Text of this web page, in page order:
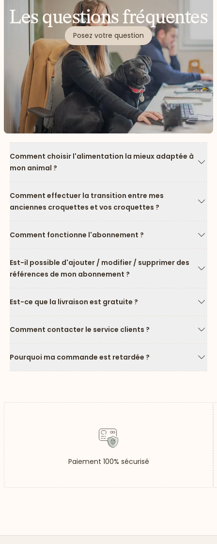
Les questions fréquentes
Posez votre question
Comment choisir l'alimentation la mieux adaptée à
mon animal ?
Comment effectuer la transition entre mes
anciennes croquettes et vos croquettes ?
Comment fonctionne l'abonnement ?
Est-il possible d'ajouter / modifier / supprimer des
références de mon abonnement ?
Est-ce que la livraison est gratuite ?
Comment contacter le service clients ?
Pourquoi ma commande est retardée ?
Paiement 100% sécurisé